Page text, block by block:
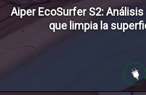
Aiper EcoSurfer S2:
que limpia la